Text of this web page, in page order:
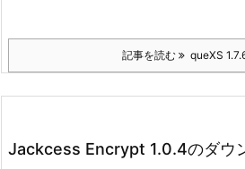
記事を読む queXS
Jackcess Encrypt 1.0.4のダウ